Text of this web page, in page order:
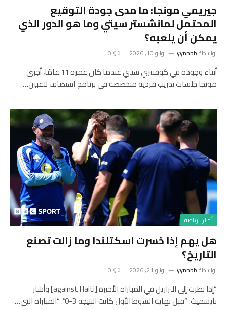
جيريمي مونجا: ما مدى جودة التوقيع
المحتمل لمانشستر سيتي وما هو الدور الذي
يمكن أن يلعبه؟
بواسطةyynnbb يوليو 10, 2026 0
أثناء وجوده في كوفنتري سيتي عندما كان عمره 11 عامًا، أجرى
مونجا جلسات تدريب فردية متخصصة في برنامج استضاف لاعبين…
أخبار الرياضة
هل يهم إذا خسرت اسكتلندا وما زالت تصنع
التاريخ؟
بواسطةyynnbb يونيو 21, 2026 0
“إذا نظرت إلى البرازيل في المباراة الأخيرة [against Haiti] وأشار
نايسميث: “قبل نهاية الشوط الأول كانت النتيجة 3-0”. “المباراة التي…